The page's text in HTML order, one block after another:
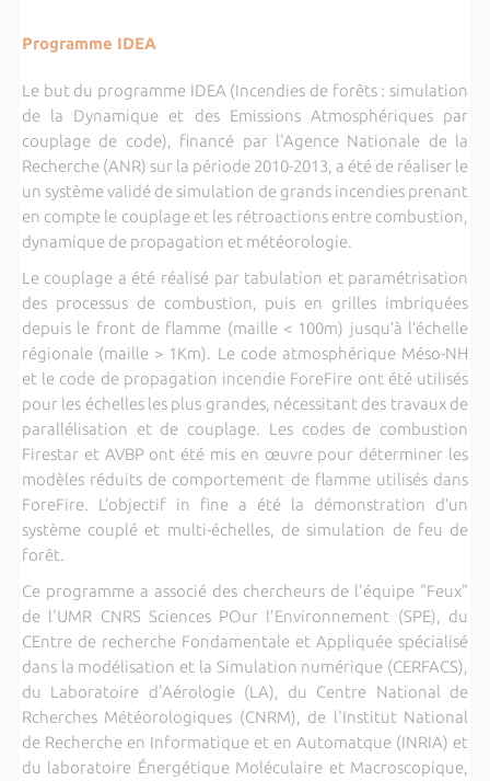
Programme IDEA
Le but du programme IDEA (Incendies de forêts : simulation
de la Dynamique et des Emissions Atmosphériques par
couplage de code), financé par l'Agence Nationale de la
Recherche (ANR) sur la période 2010-2013, a été de réaliser le
un système validé de simulation de grands incendies prenant
en compte le couplage et les rétroactions entre combustion,
dynamique de propagation et météorologie.
Le couplage a été réalisé par tabulation et paramétrisation
des processus de combustion, puis en grilles imbriquées
depuis le front de flamme (maille < 100m) jusqu’à l’échelle
régionale (maille > 1Km). Le code atmosphérique Méso-NH
et le code de propagation incendie ForeFire ont été utilisés
pour les échelles les plus grandes, nécessitant des travaux de
parallélisation et de couplage. Les codes de combustion
Firestar et AVBP ont été mis en œuvre pour déterminer les
modèles réduits de comportement de flamme utilisés dans
ForeFire. L’objectif in fine a été la démonstration d’un
système couplé et multi-échelles, de simulation de feu de
forêt.
Ce programme a associé des chercheurs de l'équipe "Feux"
de l'UMR CNRS Sciences POur l'Environnement (SPE), du
CEntre de recherche Fondamentale et Appliquée spécialisé
dans la modélisation et la Simulation numérique (CERFACS),
du Laboratoire d'Aérologie (LA), du Centre National de
Rcherches Météorologiques (CNRM), de l'Institut National
de Recherche en Informatique et en Automatque (INRIA) et
du laboratoire Énergétique Moléculaire et Macroscopique,